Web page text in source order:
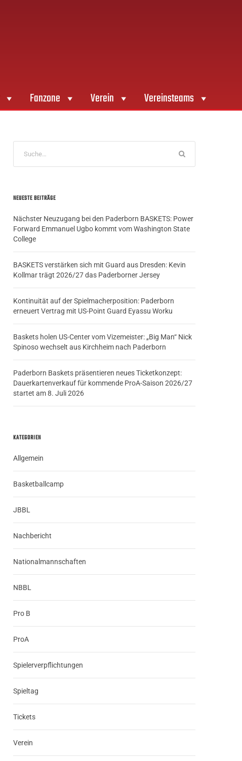
Fanzone Verein Vereinsteams
NEUESTE BEITRÄGE
Nächster Neuzugang bei den Paderborn BASKETS: Power
Forward Emmanuel Ugbo kommt vom Washington State
College
BASKETS verstärken sich mit Guard aus Dresden: Kevin
Kollmar trägt 2026/27 das Paderborner Jersey
Kontinuität auf der Spielmacherposition: Paderborn
erneuert Vertrag mit US-Point Guard Eyassu Worku
Baskets holen US-Center vom Vizemeister: „Big Man“ Nick
Spinoso wechselt aus Kirchheim nach Paderborn
Paderborn Baskets präsentieren neues Ticketkonzept:
Dauerkartenverkauf für kommende ProA-Saison 2026/27
startet am 8. Juli 2026
KATEGORIEN
Allgemein
Basketballcamp
JBBL
Nachbericht
Nationalmannschaften
NBBL
Pro B
ProA
Spielerverpflichtungen
Spieltag
Tickets
Verein